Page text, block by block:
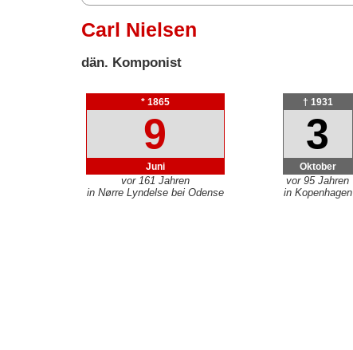
Carl Nielsen
dän. Komponist
* 1865
9
Juni
vor 161 Jahren
in Nørre Lyndelse bei Odense
† 1931
3
Oktober
vor 95 Jahren
in Kopenhagen